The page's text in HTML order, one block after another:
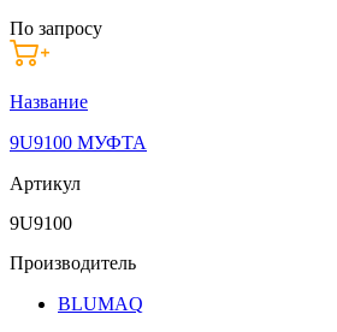
По запросу
Название
9U9100 МУФТА
Артикул
9U9100
Производитель
BLUMAQ